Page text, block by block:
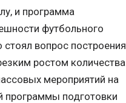
и программа
футбольного
вопрос построения
ростом количества
мероприятий на
программы подготовки